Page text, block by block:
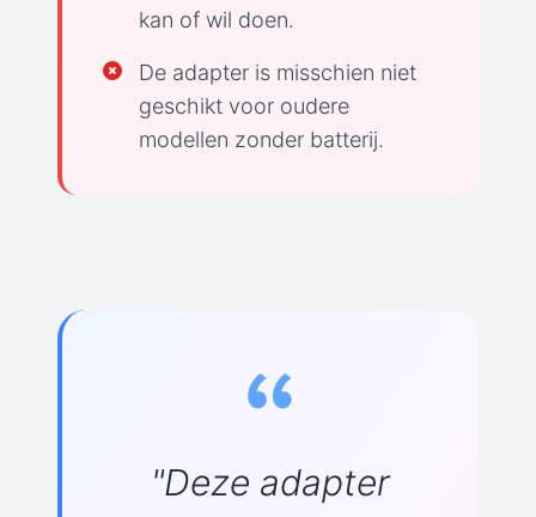
kan of wil doen.
De adapter is misschien niet
geschikt voor oudere
modellen zonder batterij.
"Deze adapter